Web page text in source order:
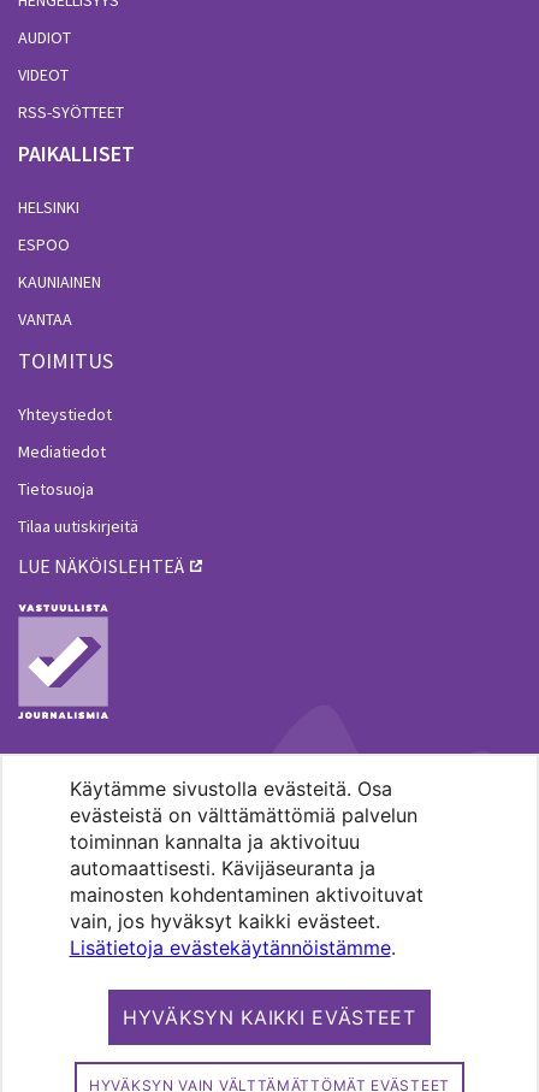
Käytämme sivustolla evästeitä. Osa
evästeistä on välttämättömiä palvelun
toiminnan kannalta ja aktivoituu
automaattisesti. Kävijäseuranta ja
mainosten kohdentaminen aktivoituvat
vain, jos hyväksyt kaikki evästeet.
Lisätietoja evästekäytännöistämme.
HYVÄKSYN KAIKKI EVÄSTEET
HYVÄKSYN VAIN VÄLTTÄMÄTTÖMÄT EVÄSTEET
AUDIOT
VIDEOT
RSS-SYÖTTEET
PAIKALLISET
HELSINKI
ESPOO
KAUNIAINEN
VANTAA
TOIMITUS
Yhteystiedot
Mediatiedot
Tietosuoja
Tilaa uutiskirjeitä
LUE NÄKÖISLEHTEÄ
MENOHAKU
Pääkaupunkiseudun evankelis-
luterilaisten seurakuntien media.
Copyright 2026. Kirkko ja kaupunki. All
rights reserved.